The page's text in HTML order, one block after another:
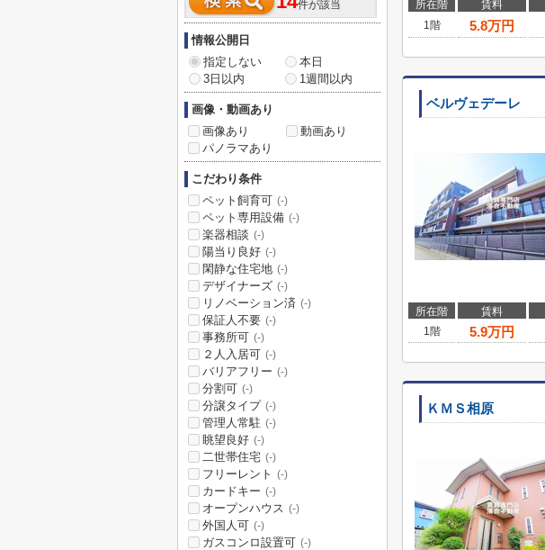
所在階 賃料
1階
5.8万円
ベルヴェデーレ
所在階 賃料
1階
5.9万円
ＫＭＳ相原
件が該当
情報公開日
指定しない
本日
3日以内
1週間以内
画像・動画あり
画像あり
動画あり
パノラマあり
こだわり条件
ペット飼育可 (-)
ペット専用設備 (-)
楽器相談 (-)
陽当り良好 (-)
閑静な住宅地 (-)
デザイナーズ (-)
リノベーション済 (-)
保証人不要 (-)
事務所可 (-)
２人入居可 (-)
バリアフリー (-)
分割可 (-)
分譲タイプ (-)
管理人常駐 (-)
眺望良好 (-)
二世帯住宅 (-)
フリーレント (-)
カードキー (-)
オープンハウス (-)
外国人可 (-)
ガスコンロ設置可 (-)